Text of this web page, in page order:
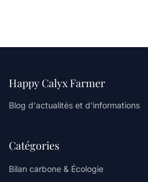
Happy Calyx Farmer
Blog d'actualités et d'informations
Catégories
Bilan carbone & Écologie